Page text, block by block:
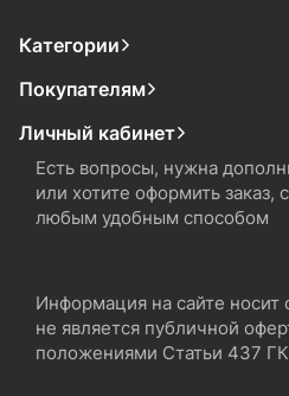
Категории
Покупателям
Личный кабинет
Есть вопросы, нужна
или хотите оформить заказ,
любым удобным способом
Информация на сайте носит
не является публичной
положениями Статьи 437